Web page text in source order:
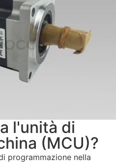
l'unità di
(MCU)?
programmazione nella